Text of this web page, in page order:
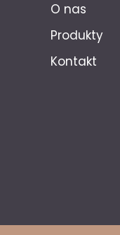
O nas
Produkty
Kontakt